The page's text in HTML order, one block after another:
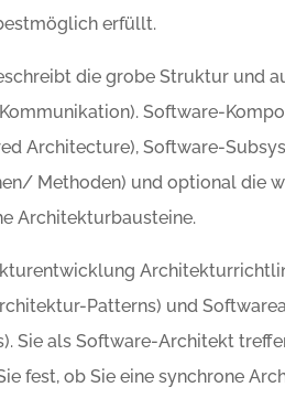
erfüllt.
die grobe Struktur und
Software-
Architecture), Software-
Methoden) und optional die
Architekturbausteine.
Patterns) und
Sie als Software-Architekt
fest, ob Sie eine synchrone